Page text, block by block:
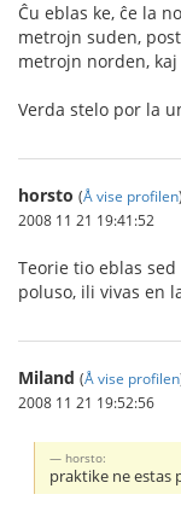
Ĉu eblas ke, ĉe la
metrojn suden,
metrojn norden,
Verda stelo por la
horsto (Å vise profilen)
2008 11 21 19:41:52
Teorie tio eblas
poluso, ili vivas en
Miland (Å vise profilen
2008 11 21 19:52:56
horsto:
praktike ne estas